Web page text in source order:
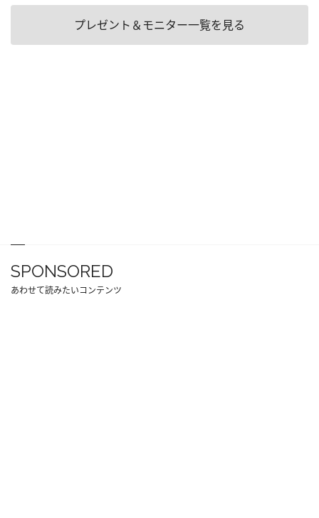
プレゼント＆モニター一覧を見る
SPONSORED
あわせて読みたいコンテンツ